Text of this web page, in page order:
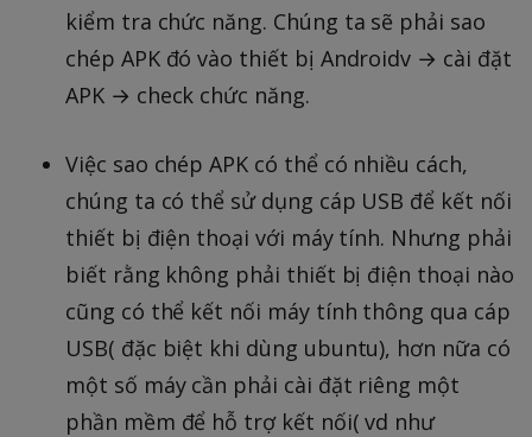
kiểm tra chức năng. Chúng ta sẽ phải sao
chép APK đó vào thiết bị Androidv → cài đặt
APK → check chức năng.
Việc sao chép APK có thể có nhiều cách,
chúng ta có thể sử dụng cáp USB để kết nối
thiết bị điện thoại với máy tính. Nhưng phải
biết rằng không phải thiết bị điện thoại nào
cũng có thể kết nối máy tính thông qua cáp
USB( đặc biệt khi dùng ubuntu), hơn nữa có
một số máy cần phải cài đặt riêng một
phần mềm để hỗ trợ kết nối( vd như